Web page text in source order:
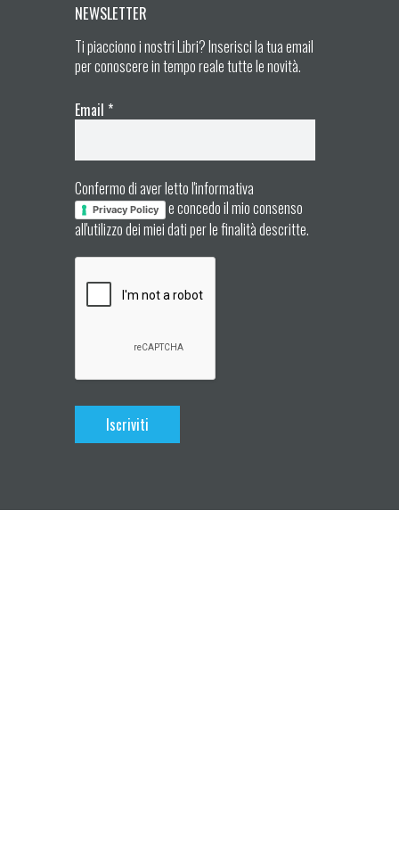
NEWSLETTER
Ti piacciono i nostri Libri? Inserisci la tua email
per conoscere in tempo reale tutte le novità.
Email *
Confermo di aver letto l'informativa
Privacy Policy
e concedo il mio consenso
all'utilizzo dei miei dati per le finalità descritte.